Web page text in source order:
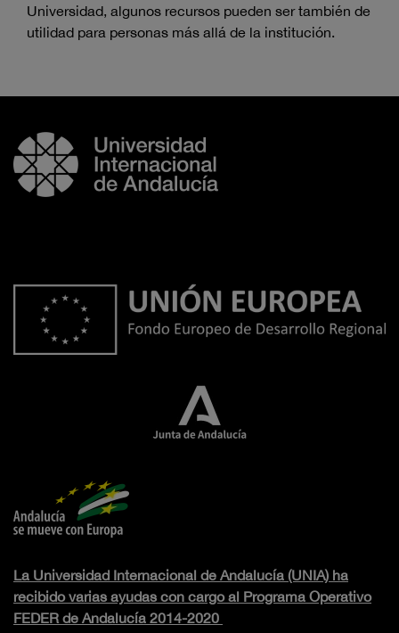
Universidad, algunos recursos pueden ser también de
utilidad para personas más allá de la institución.
La Universidad Internacional de Andalucía (UNIA) ha
recibido varias ayudas con cargo al Programa Operativo
FEDER de Andalucía 2014-2020